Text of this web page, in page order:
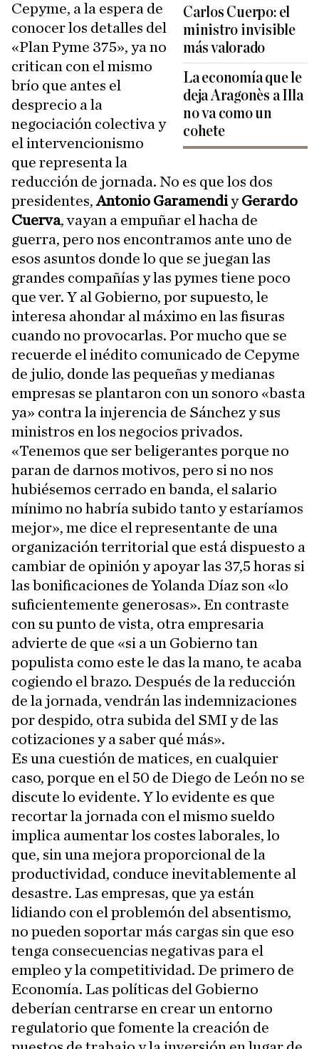
Carlos Cuerpo: el
ministro invisible
más valorado
La economía que le
deja Aragonès a Illa
no va como un
cohete
Cepyme, a la espera de
conocer los detalles del
«Plan Pyme 375», ya no
critican con el mismo
brío que antes el
desprecio a la
negociación colectiva y
el intervencionismo
que representa la
reducción de jornada. No es que los dos
presidentes,Antonio GaramendiyGerardo
Cuerva, vayan a empuñar el hacha de
guerra, pero nos encontramos ante uno de
esos asuntos donde lo que se juegan las
grandes compañías y las pymes tiene poco
que ver. Y al Gobierno, por supuesto, le
interesa ahondar al máximo en las fisuras
cuando no provocarlas. Por mucho que se
recuerde el inédito comunicado de Cepyme
de julio, donde las pequeñas y medianas
empresas se plantaron con un sonoro «basta
ya» contra la injerencia de Sánchez y sus
ministros en los negocios privados.
«Tenemos que ser beligerantes porque no
paran de darnos motivos, pero si no nos
hubiésemos cerrado en banda, el salario
mínimo no habría subido tanto y estaríamos
mejor», me dice el representante de una
organización territorial que está dispuesto a
cambiar de opinión y apoyar las 37,5 horas si
las bonificaciones de Yolanda Díaz son «lo
suficientemente generosas». En contraste
con su punto de vista, otra empresaria
advierte de que «si a un Gobierno tan
populista como este le das la mano, te acaba
cogiendo el brazo. Después de la reducción
de la jornada, vendrán las indemnizaciones
por despido, otra subida del SMI y de las
cotizaciones y a saber qué más».
Es una cuestión de matices, en cualquier
caso, porque en el 50 de Diego de León no se
discute lo evidente. Y lo evidente es que
recortar la jornada con el mismo sueldo
implica aumentar los costes laborales, lo
que, sin una mejora proporcional de la
productividad, conduce inevitablemente al
desastre. Las empresas, que ya están
lidiando con el problemón del absentismo,
no pueden soportar más cargas sin que eso
tenga consecuencias negativas para el
empleo y la competitividad. De primero de
Economía. Las políticas del Gobierno
deberían centrarse en crear un entorno
regulatorio que fomente la creación de